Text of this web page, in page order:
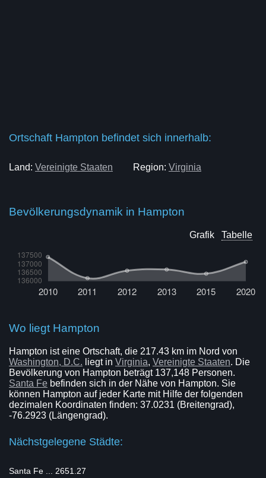
Ortschaft Hampton befindet sich innerhalb:
Land: Vereinigte Staaten Region: Virginia
Bevölkerungsdynamik in Hampton
Grafik Tabelle
Wo liegt Hampton
Hampton ist eine Ortschaft, die 217.43 km im Nord von
Washington, D.C. liegt in Virginia, Vereinigte Staaten. Die
Bevölkerung von Hampton beträgt 137,148 Personen.
Santa Fe befinden sich in der Nähe von Hampton. Sie
können Hampton auf jeder Karte mit Hilfe der folgenden
dezimalen Koordinaten finden: 37.0231 (Breitengrad),
-76.2923 (Längengrad).
Nächstgelegene Städte:
Santa Fe ... 2651.27